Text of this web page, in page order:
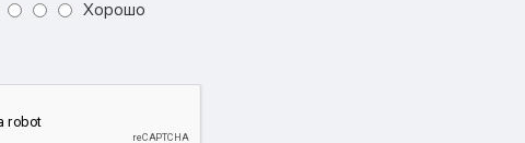
Хорошо